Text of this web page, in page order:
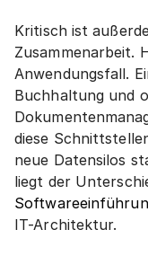
Kritisch ist
Zusammenarbeit.
Anwendungsfall.
Buchhaltung und
diese
neue Datensilos
IT-Architektur.